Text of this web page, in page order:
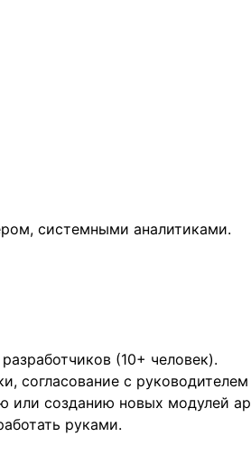
системными аналитиками.
(10+ человек).
согласование с
созданию новых модулей
руками.